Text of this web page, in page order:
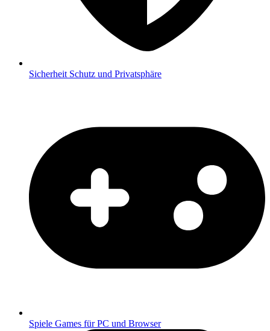
Sicherheit Schutz und Privatsphäre
Spiele Games für PC und Browser